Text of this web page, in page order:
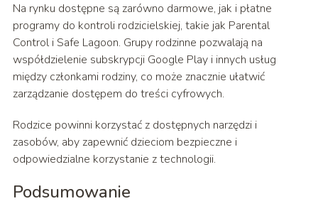
Na rynku dostępne są zarówno darmowe, jak i płatne
programy do kontroli rodzicielskiej, takie jak Parental
Control i Safe Lagoon. Grupy rodzinne pozwalają na
współdzielenie subskrypcji Google Play i innych usług
między członkami rodziny, co może znacznie ułatwić
zarządzanie dostępem do treści cyfrowych.
Rodzice powinni korzystać z dostępnych narzędzi i
zasobów, aby zapewnić dzieciom bezpieczne i
odpowiedzialne korzystanie z technologii.
Podsumowanie